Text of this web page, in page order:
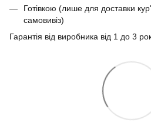
Готівкою (лише для доставки
самовивіз)
Гарантія від виробника від 1 до 3